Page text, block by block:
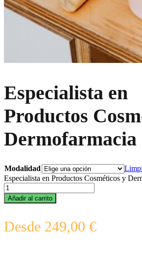
Especialista en
Productos
Dermofarmacia
Modalidad
Especialista en Productos Cosméticos y
Añadir al carrito
Desde 249,00 €